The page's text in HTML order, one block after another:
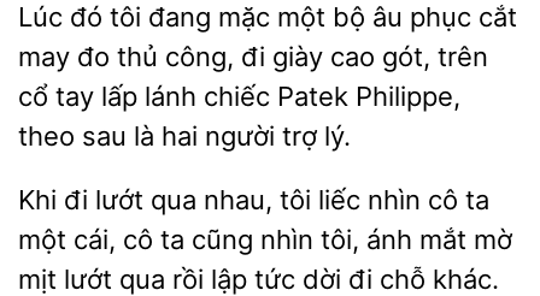
Lúc đó tôi đang mặc một bộ
phục cắt
may đo thủ công, đi giày cao gót, trên
cổ tay lấp lánh chiếc
Philippe,
theo sau là hai người
lý.
Khi đi lướt qua nhau, tôi liếc nhìn cô ta
một cái, cô
nhìn
ánh mắt mờ
mịt lướt qua rồi lập tức dời đi chỗ khác.